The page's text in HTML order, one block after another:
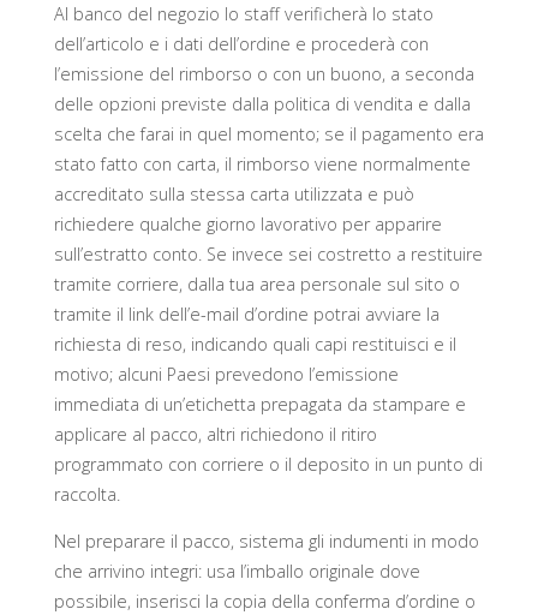
Al banco del negozio lo staff verificherà lo stato
dell’articolo e i dati dell’ordine e procederà con
l’emissione del rimborso o con un buono, a seconda
delle opzioni previste dalla politica di vendita e dalla
scelta che farai in quel momento; se il pagamento era
stato fatto con carta, il rimborso viene normalmente
accreditato sulla stessa carta utilizzata e può
richiedere qualche giorno lavorativo per apparire
sull’estratto conto. Se invece sei costretto a restituire
tramite corriere, dalla tua area personale sul sito o
tramite il link dell’e-mail d’ordine potrai avviare la
richiesta di reso, indicando quali capi restituisci e il
motivo; alcuni Paesi prevedono l’emissione
immediata di un’etichetta prepagata da stampare e
applicare al pacco, altri richiedono il ritiro
programmato con corriere o il deposito in un punto di
raccolta.
Nel preparare il pacco, sistema gli indumenti in modo
che arrivino integri: usa l’imballo originale dove
possibile, inserisci la copia della conferma d’ordine o